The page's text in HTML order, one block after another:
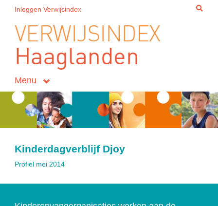
Inloggen Verwijsindex
Menu
Kinderdagverblijf Djoy
Profiel mei 2014